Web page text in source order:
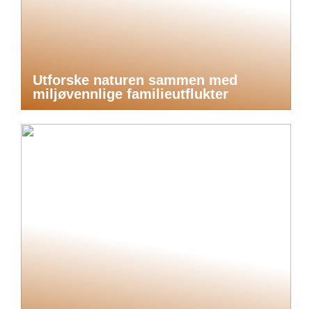
Utforske naturen sammen med
miljøvennlige familieutflukter